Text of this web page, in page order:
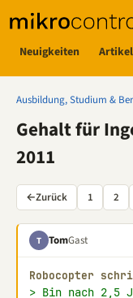
Neuigkeiten Artikel
Ausbildung, Studium &
Gehalt für
2011
←Zurück 1 2
T TomGast
Robocopter
> Bin nach 2,5